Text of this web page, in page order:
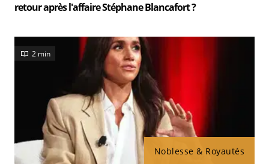
retour après l'affaire Stéphane Blancafort ?
Noblesse & Royautés
2 min